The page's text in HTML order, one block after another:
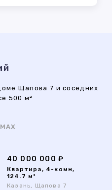
Щапова 7 и соседних
500 м²
40 000 000 ₽
Квартира, 4-комн,
124.7 м²
Казань, Щапова 7